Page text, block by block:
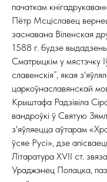
пачаткам
Пётр Мсціславец
заснавана Віленская
1588 г. будзе
Сматрыцкім у мястэчку
славенскія”, якая
царкоўнаславянскай
Крыштафа Радзівіла
вандроўкі ў Святую
з'яўляецца аўтарам
ўсяе Русі», дзе
Літаратура XVII ст.
Ураджэнец Полацка,